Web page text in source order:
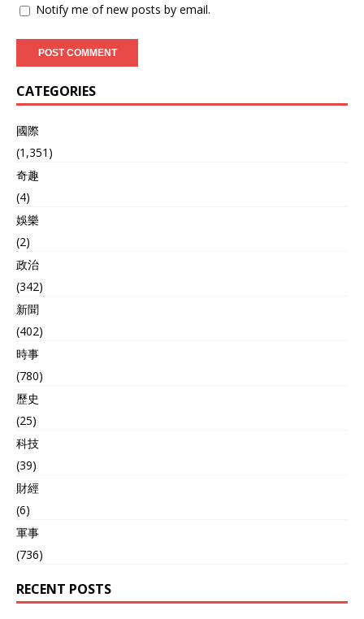
家的唯一联系了，也潜藏着
苗。 再加上最近北溪管道被
炸一事又有了新的进展，据
兰人。 种种事态叠加，自然
就有了这一次规模庞大，武
说这次袭击有多狠，其实看
基辅市长决定把8月29日定
为基辅哀悼日就能知道，为
此他还选择直接让全市“降半
旗”。 不过俄罗斯的一番话
语对乌克兰来说则更加“气
人”：佩斯科夫除了公布袭击
理由外，还表示其实我们还
是很想继续推动和平进展
的！ 从另一个角度来看，这
应。 随着“特普会”和“特泽
会”的分别召开，特朗普已然
不止一次表示对和谈的“焦急
感”。 甚至日前，他还再度
对俄发出经济威胁：27号特
朗普表示乌克兰危机必须有
进展，否则俄罗斯必将面临
经济战！ 只是这种方法有用
吗？其实当下的大规模空袭
已经证明了这一点，况且欧
为持不一样的看法。 28日稍
晚时候，德总理默茨公开“唱
反调”：他认为普京和泽连斯
基很难举行面对面会晤，这
才是真实情况。 值得注意的
是，这可是默茨和法国总统
Notify me of new posts by email.
CATEGORIES
國際
(1,351)
奇趣
(4)
娛樂
(2)
政治
(342)
新聞
(402)
時事
(780)
歷史
(25)
科技
(39)
財經
(6)
軍事
(736)
RECENT POSTS